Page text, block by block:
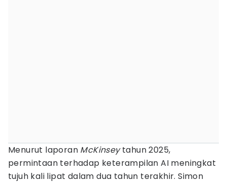
Menurut laporan McKinseytahun 2025,
permintaan terhadap keterampilan AI meningkat
tujuh kali lipat dalam dua tahun terakhir. Simon